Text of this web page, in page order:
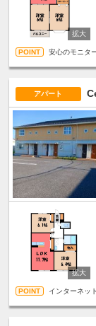
安心のモニタ
アパート
インターネッ